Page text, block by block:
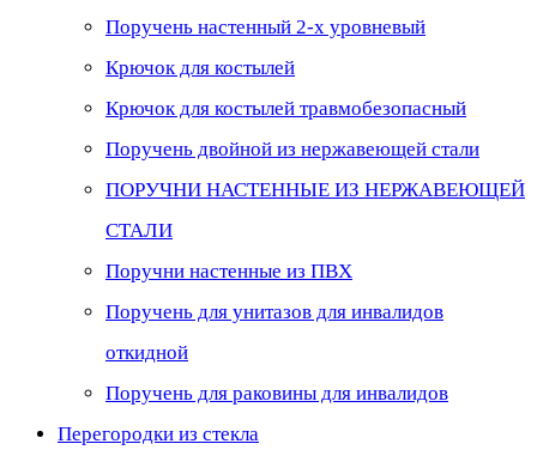
Поручень настенный 2-х уровневый
Крючок для костылей
Крючок для костылей травмобезопасный
Поручень двойной из нержавеющей стали
ПОРУЧНИ НАСТЕННЫЕ ИЗ НЕРЖАВЕЮЩЕЙ
СТАЛИ
Поручни настенные из ПВХ
Поручень для унитазов для инвалидов
откидной
Поручень для раковины для инвалидов
Перегородки из стекла